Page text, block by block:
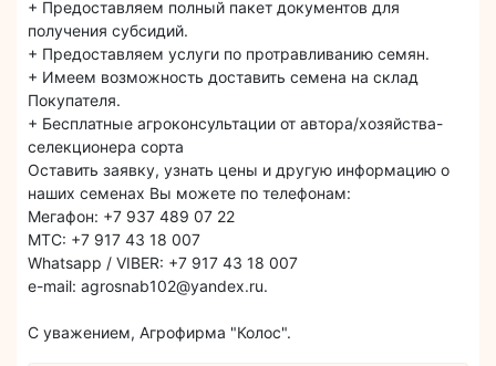
+ Предоставляем полный пакет документов для
получения субсидий.
+ Предоставляем услуги по протравливанию семян.
+ Имеем возможность доставить семена на склад
Покупателя.
+ Бесплатные агроконсультации от автора/хозяйства-
селекционера сорта
Оставить заявку, узнать цены и другую информацию о
наших семенах Вы можете по телефонам:
Мегафон: +7 937 489 07 22
МТС: +7 917 43 18 007
Whatsapp / VIBER: +7 917 43 18 007
e-mail: agrosnab102@yandex.ru.
С уважением, Агрофирма "Колос".